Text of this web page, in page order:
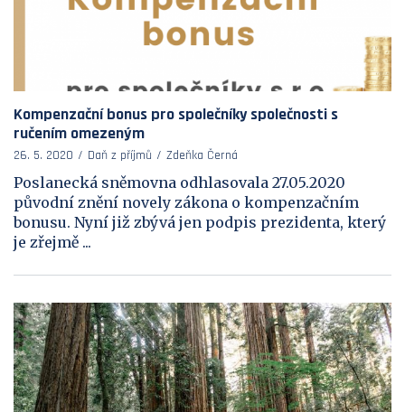
Kompenzační bonus pro společníky společnosti s
ručením omezeným
26. 5. 2020 Daň z příjmů Zdeňka Černá
Poslanecká sněmovna odhlasovala 27.05.2020
původní znění novely zákona o kompenzačním
bonusu. Nyní již zbývá jen podpis prezidenta, který
je zřejmě ...